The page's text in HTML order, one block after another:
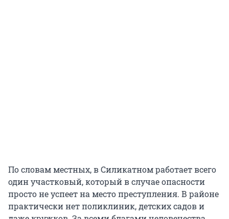
По словам местных, в Силикатном работает всего
один участковый, который в случае опасности
просто не успеет на место преступления. В районе
практически нет поликлиник, детских садов и